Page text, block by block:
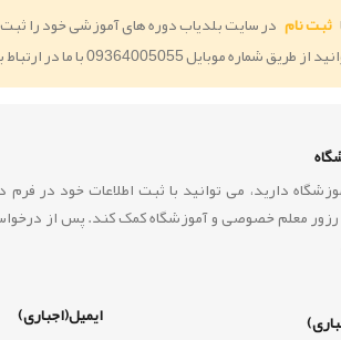
ثبت نام در سایت بلدیاب دوره های آموزشی خود را
09364005055 با ما در ارتباط باشید.
دارید، می توانید با ثبت اطلاعات خود در
رزور معلم خصوصی و آموزشگاه کمک کند. پس از
ایمیل(اجباری)